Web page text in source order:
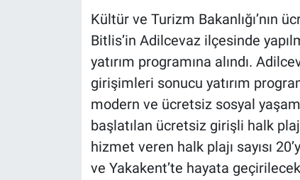
Kültür ve Turizm Bakanlığı’nın
Bitlis’in Adilcevaz ilçesinde
yatırım programına alındı.
girişimleri sonucu yatırım
modern ve ücretsiz sosyal
başlatılan ücretsiz girişli halk
hizmet veren halk plajı sayısı
ve Yakakent’te hayata